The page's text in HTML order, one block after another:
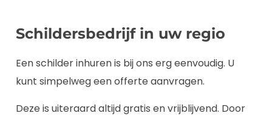
Schildersbedrijf in uw regio
Een schilder inhuren is bij ons erg eenvoudig. U
kunt simpelweg een offerte aanvragen.
Deze is uiteraard altijd gratis en vrijblijvend. Door